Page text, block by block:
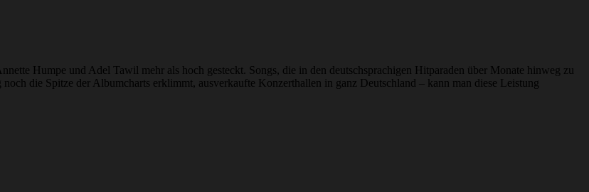
Humpe und Adel Tawil mehr als hoch gesteckt. Songs, die in den deutschsprachigen Hitparaden über Monate hinweg zu
die Spitze der Albumcharts erklimmt, ausverkaufte Konzerthallen in ganz Deutschland – kann man diese Leistung